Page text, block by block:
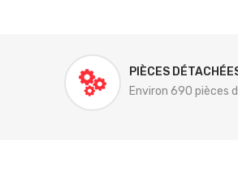
PIÈCES
Environ 690 pièces